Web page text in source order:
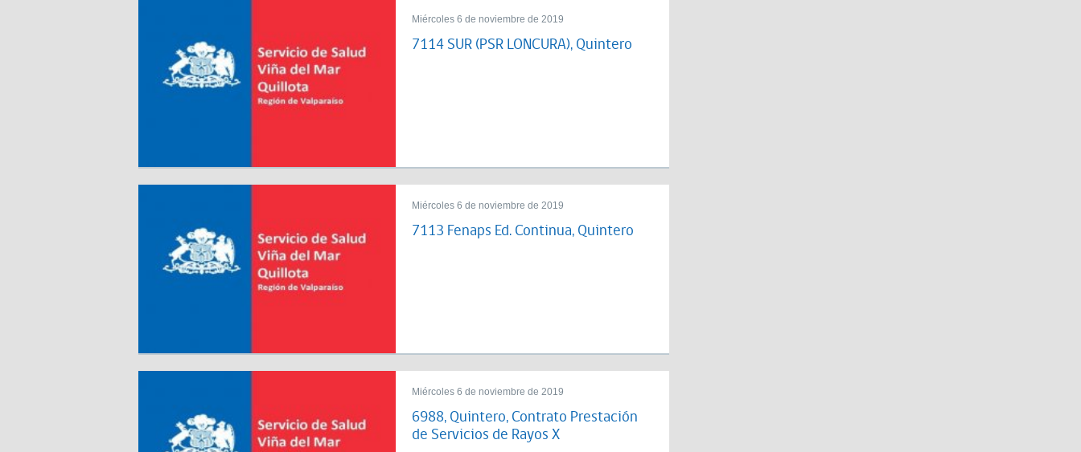
Miércoles 6 de noviembre de 2019
7114 SUR (PSR LONCURA), Quintero
Miércoles 6 de noviembre de 2019
7113 Fenaps Ed. Continua, Quintero
Miércoles 6 de noviembre de 2019
6988, Quintero, Contrato Prestación
de Servicios de Rayos X